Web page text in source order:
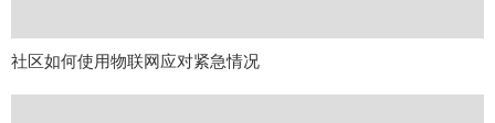
社区如何使用物联网应对紧急情况